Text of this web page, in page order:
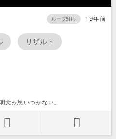
ループ対応 19年前
リザルト
文が思いつかない。